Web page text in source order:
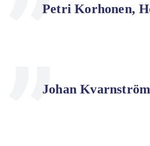
Petri Korhonen,
Johan